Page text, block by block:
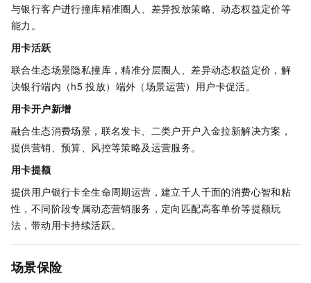
与银行客户进行撞库精准圈人、差异投放策略、动态权益定价等
能力。
用卡活跃
联合生态场景隐私撞库，精准分层圈人、差异动态权益定价，解
决银行端内（h5 投放）端外（场景运营）用户卡促活。
用卡开户新增
融合生态消费场景，联名发卡、二类户开户入金拉新解决方案，
提供营销、预算、风控等策略及运营服务。
用卡提额
提供用户银行卡全生命周期运营，建立千人千面的消费心智和粘
性，不同阶段专属动态营销服务，定向匹配高客单价等提额玩
法，带动用卡持续活跃。
场景保险